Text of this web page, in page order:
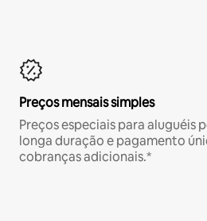
Preços mensais simples
Preços especiais para aluguéis
longa duração e pagamento
cobranças adicionais.*